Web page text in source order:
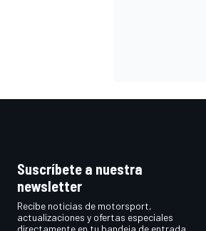
Suscríbete a nuestra
newsletter
Recibe noticias de motorsport,
actualizaciones y ofertas especiales
directamente en tu bandeja de entrada.